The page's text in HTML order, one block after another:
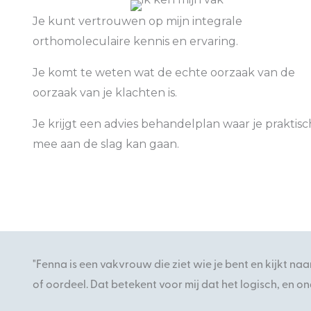
Je kunt vertrouwen op mijn integrale
orthomoleculaire kennis en ervaring.
Je komt te weten wat de echte oorzaak van de
oorzaak van je klachten is.
Je krijgt een advies behandelplan waar je
mee aan de slag kan gaan.
"Fenna is een vakvrouw die ziet wie je bent en kijkt
of oordeel. Dat betekent voor mij dat het logisch, en